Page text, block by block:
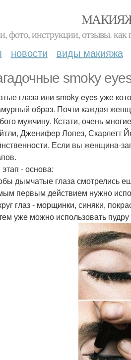
фото, инструкции, отзывы. как
новости виды макияжа
smoky
глаза или smoky eyes уже
образ. Почти каждая
мужчину. Кстати, очень
Дженифер Лопез, Скарлетт
Если вы женщина-
этап - основа:
дымчатые глаза смотрелись
первым действием нужно
глаз - морщинки, синяки,
уже можно использовать